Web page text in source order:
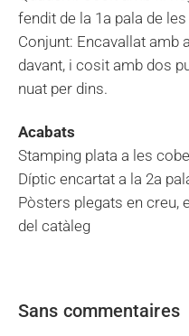
fendit de la 1a pala de
Conjunt: Encavallat amb
davant, i cosit amb dos
nuat per dins.
Acabats
Stamping plata a les
Díptic encartat a la 2a
Pòsters plegats en creu,
del catàleg
Sans commentaires